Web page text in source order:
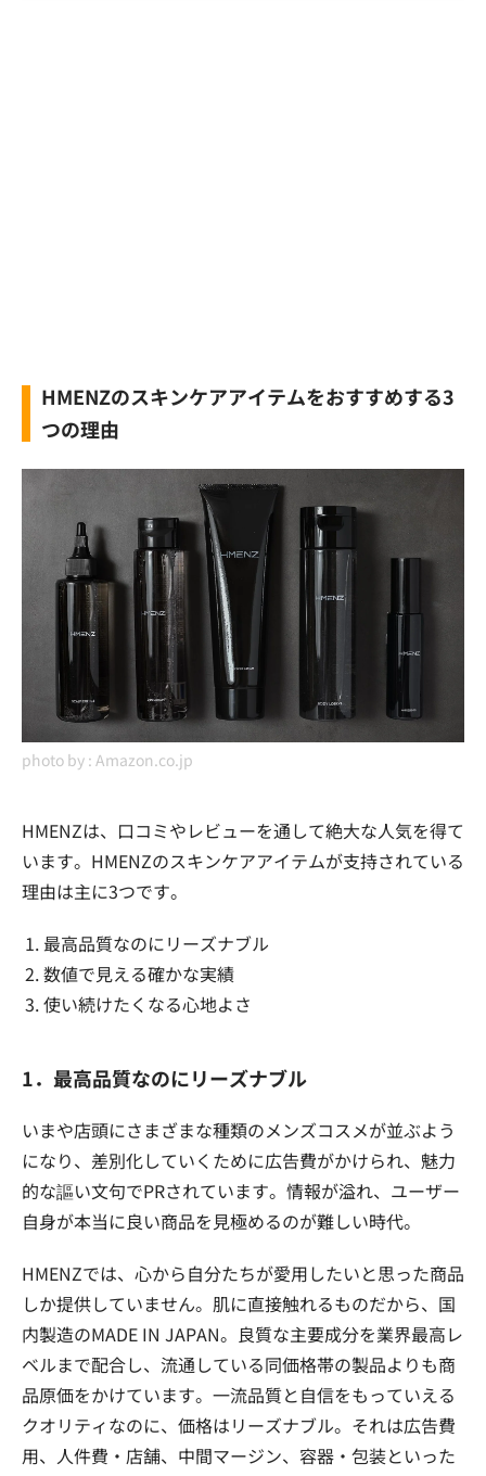
HMENZのスキンケアアイテムをおすすめする3
つの理由
photo by : Amazon.co.jp
HMENZは、口コミやレビューを通して絶大な人気を得て
います。HMENZのスキンケアアイテムが支持されている
理由は主に3つです。
最高品質なのにリーズナブル
数値で見える確かな実績
使い続けたくなる心地よさ
1．最高品質なのにリーズナブル
いまや店頭にさまざまな種類のメンズコスメが並ぶよう
になり、差別化していくために広告費がかけられ、魅力
的な謳い文句でPRされています。情報が溢れ、ユーザー
自身が本当に良い商品を見極めるのが難しい時代。
HMENZでは、心から自分たちが愛用したいと思った商品
しか提供していません。肌に直接触れるものだから、国
内製造のMADE IN JAPAN。良質な主要成分を業界最高レ
ベルまで配合し、流通している同価格帯の製品よりも商
品原価をかけています。一流品質と自信をもっていえる
クオリティなのに、価格はリーズナブル。それは広告費
用、人件費・店舗、中間マージン、容器・包装といった